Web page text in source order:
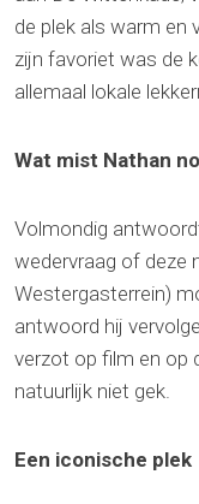
de plek als warm en
zijn favoriet was de
allemaal lokale
Wat mist Nathan
Volmondig
wedervraag of deze
Westergasterrein)
antwoord hij
verzot op film en op
natuurlijk niet gek.
Een iconische plek